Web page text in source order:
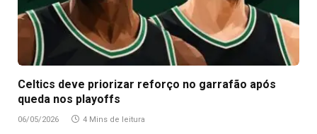
Celtics deve priorizar reforço no garrafão após
queda nos playoffs
06/05/2026 4 Mins de leitura